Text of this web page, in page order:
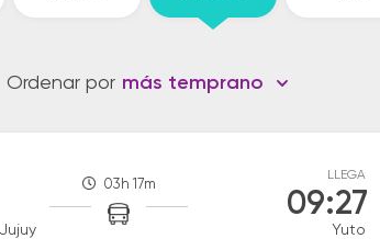
Ordenar por más temprano
03h 17m
LLEGA
09:27
Yuto